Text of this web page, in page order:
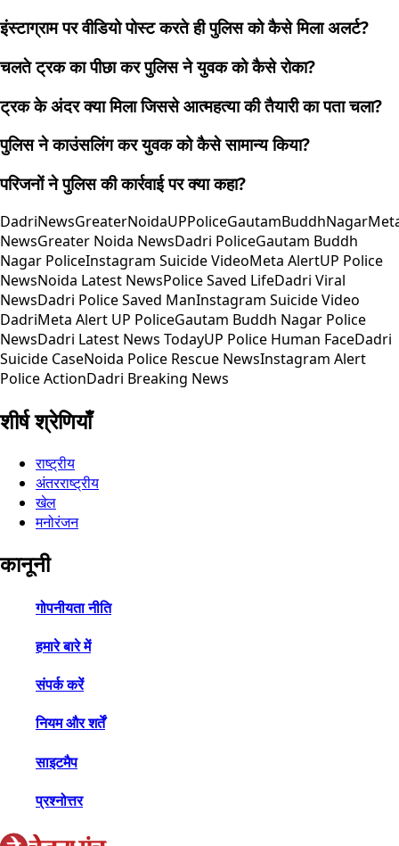
इंस्टाग्राम पर वीडियो पोस्ट करते ही पुलिस को कैसे मिला अलर्ट?
चलते ट्रक का पीछा कर पुलिस ने युवक को कैसे रोका?
ट्रक के अंदर क्या मिला जिससे आत्महत्या की तैयारी का पता चला?
पुलिस ने काउंसलिंग कर युवक को कैसे सामान्य किया?
परिजनों ने पुलिस की कार्रवाई पर क्या कहा?
DadriNewsGreaterNoidaUPPoliceGautamBuddhNagar
NewsGreater Noida NewsDadri PoliceGautam Buddh
Nagar PoliceInstagram Suicide VideoMeta AlertUP Police
NewsNoida Latest NewsPolice Saved LifeDadri Viral
NewsDadri Police Saved ManInstagram Suicide Video
DadriMeta Alert UP PoliceGautam Buddh Nagar Police
NewsDadri Latest News TodayUP Police Human FaceDadri
Suicide CaseNoida Police Rescue NewsInstagram Alert
Police ActionDadri Breaking News
शीर्ष श्रेणियाँ
राष्ट्रीय
अंतरराष्ट्रीय
खेल
मनोरंजन
कानूनी
गोपनीयता नीति
हमारे बारे में
संपर्क करें
नियम और शर्तें
साइटमैप
प्रश्नोत्तर